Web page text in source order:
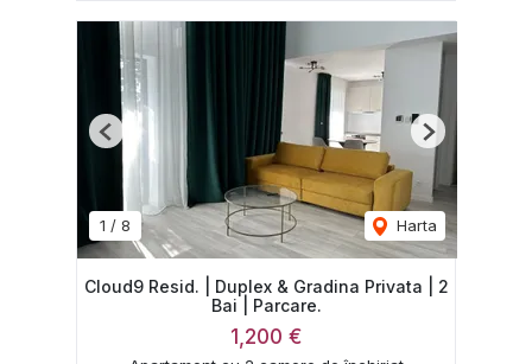
1 / 8 Harta
Previous Next
Cloud9 Resid. | Duplex & Gradina Privata | 2
Bai | Parcare.
1,200 €